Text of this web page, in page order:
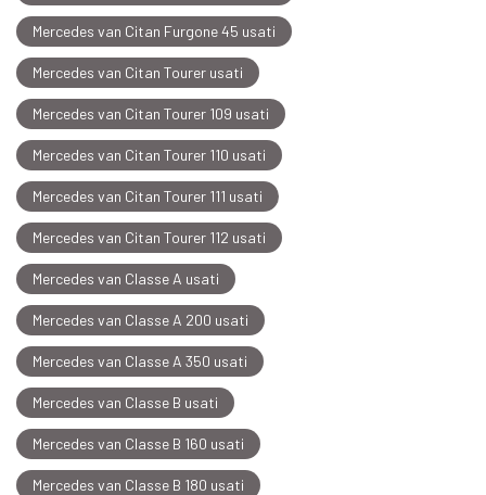
Mercedes van Citan Furgone 45 usati
Mercedes van Citan Tourer usati
Mercedes van Citan Tourer 109 usati
Mercedes van Citan Tourer 110 usati
Mercedes van Citan Tourer 111 usati
Mercedes van Citan Tourer 112 usati
Mercedes van Classe A usati
Mercedes van Classe A 200 usati
Mercedes van Classe A 350 usati
Mercedes van Classe B usati
Mercedes van Classe B 160 usati
Mercedes van Classe B 180 usati